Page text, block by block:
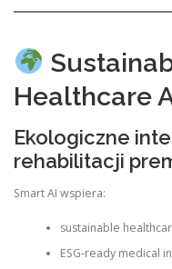
Healthcare
Ekologiczne
rehabilitacji
Smart AI wspiera:
sustainable
ESG-ready medical